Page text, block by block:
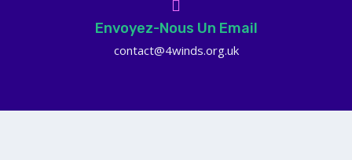
Envoyez-Nous Un Email
contact@4winds.org.uk